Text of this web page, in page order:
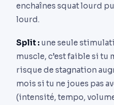
enchaînes squat lourd
lourd.
Split : une seule
muscle, c’est faible si tu
risque de stagnation
mois si tu ne joues pas
(intensité, tempo,